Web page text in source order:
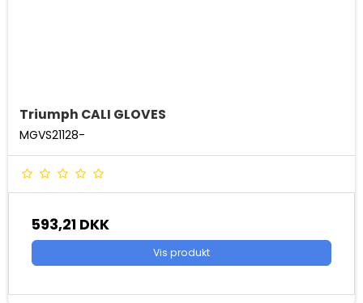
Triumph CALI GLOVES
MGVS21128-
593,21 DKK
Vis produkt